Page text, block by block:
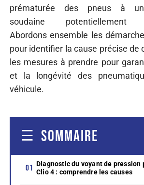
prématurée des pneus à
soudaine potentiellement
Abordons ensemble les
pour identifier la cause précise de
les mesures à prendre pour
et la longévité des
véhicule.
SOMMAIRE
Diagnostic du voyant de pression
Clio 4 : comprendre les causes